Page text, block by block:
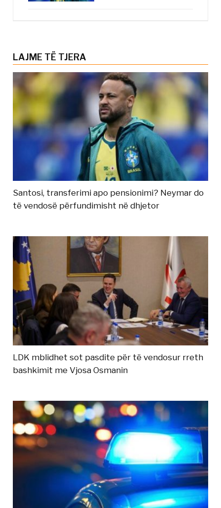
LAJME TË TJERA
Santosi, transferimi apo pensionimi? Neymar do
të vendosë përfundimisht në dhjetor
LDK mblidhet sot pasdite për të vendosur rreth
bashkimit me Vjosa Osmanin